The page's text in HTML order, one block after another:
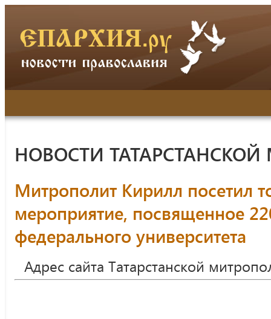
НОВОСТИ
Митрополит Кирилл посетил
мероприятие, посвященное
федерального университета
Адрес сайта Татарстанской